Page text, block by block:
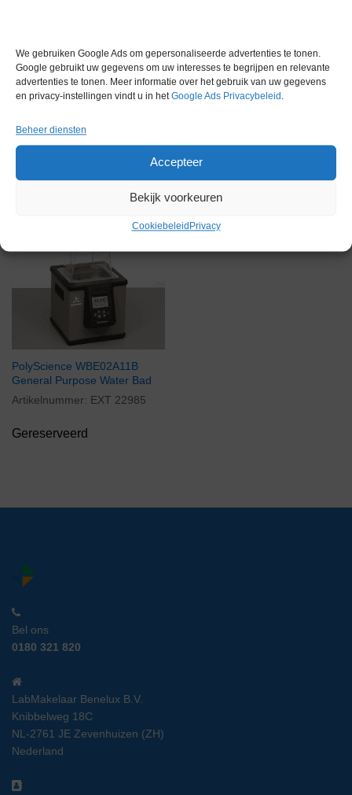
We gebruiken Google Ads om gepersonaliseerde advertenties te tonen.
Google gebruikt uw gegevens om uw interesses te begrijpen en relevante
advertenties te tonen. Meer informatie over het gebruik van uw gegevens
en privacy-instellingen vindt u in hetGoogle Ads Privacybeleid .
Beheer diensten
Accepteer
Bekijk voorkeuren
Cookiebeleid Privacy
Gerelateerde producten
Gereserveerd
PolyScience WBE02A11B
General Purpose Water Bad
Artikelnummer: EXT 22985
Gereserveerd
Bel ons
0180 321 820
LabMakelaar Benelux B.V.
Knibbelweg 18C
NL-2761 JE Zevenhuizen (ZH)
Nederland